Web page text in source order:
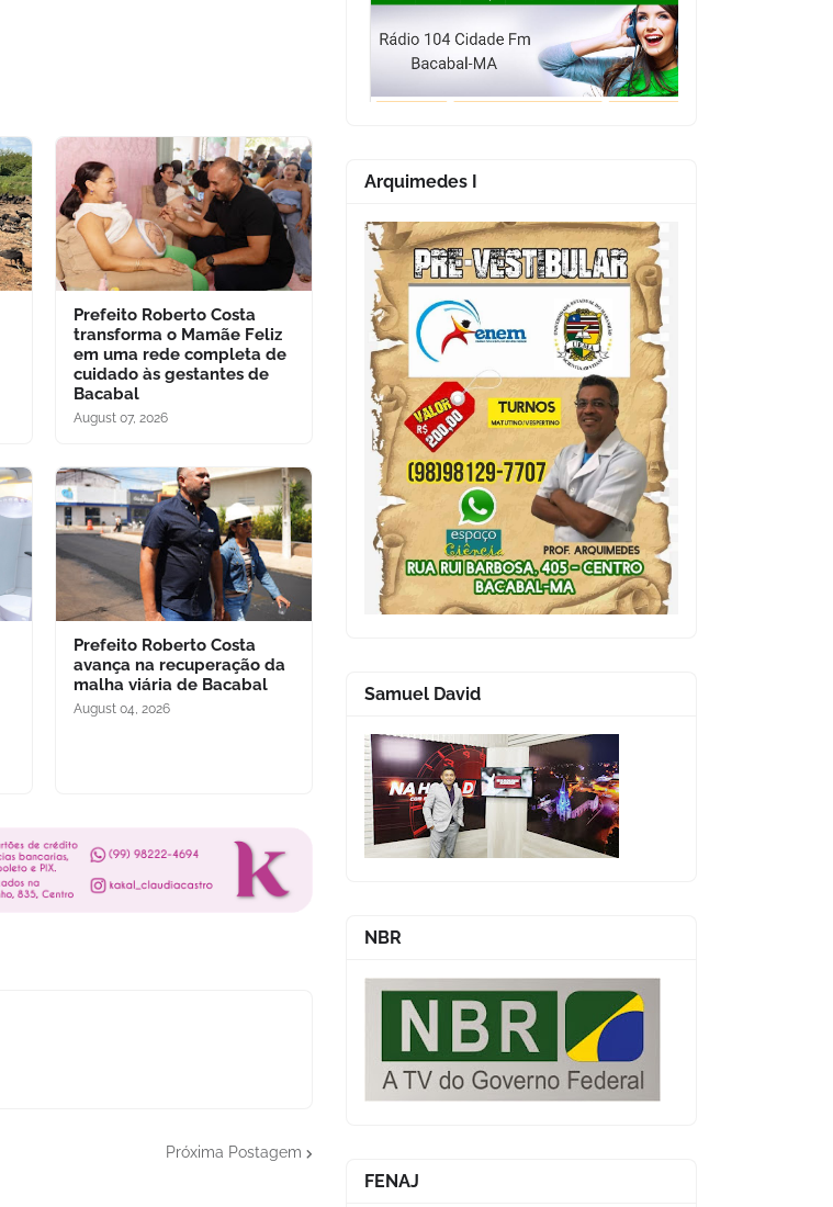
Prefeito Roberto Costa
transforma o Mamãe Feliz
em uma rede completa de
cuidado às gestantes de
Bacabal
August 07, 2026
Prefeito Roberto Costa
avança na recuperação da
malha viária de Bacabal
August 04, 2026
Próxima Postagem
Arquimedes I
Samuel David
NBR
FENAJ